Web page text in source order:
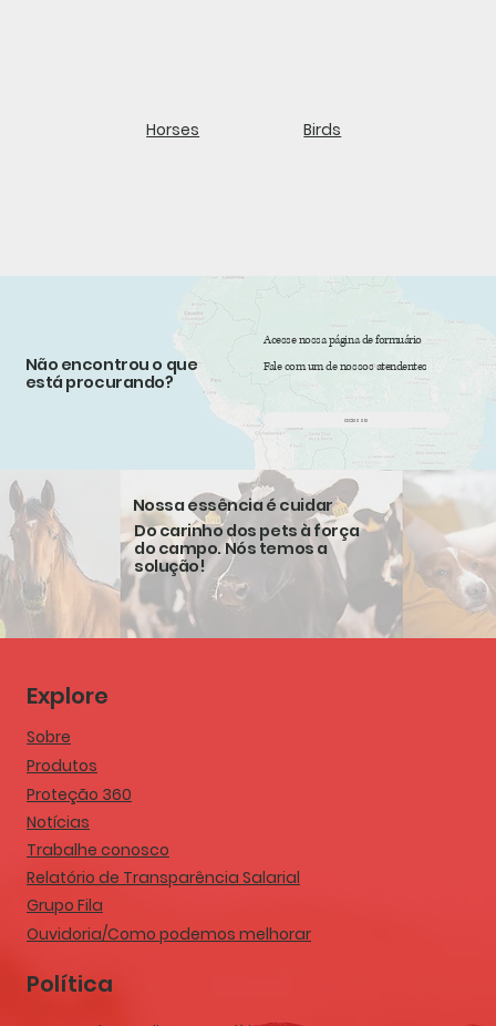
Horses Birds
Não encontrou o que
está procurando?
Acesse nossa página de formuário
Fale com um de nossos atendentes
acesse
Nossa essência é cuidar
Do carinho dos pets à força
do campo. Nós temos a
solução!
Explore
Sobre
Produtos
Proteção 360
Notícias
Trabalhe conosco
Relatório de Transparência Salarial
Grupo Fila
Ouvidoria/Como podemos melhorar
Política